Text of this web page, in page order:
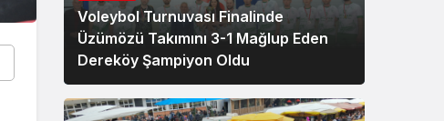
Voleybol Turnuvası Finalinde
Üzümözü Takımını 3-1 Mağlup Eden
Dereköy Şampiyon Oldu